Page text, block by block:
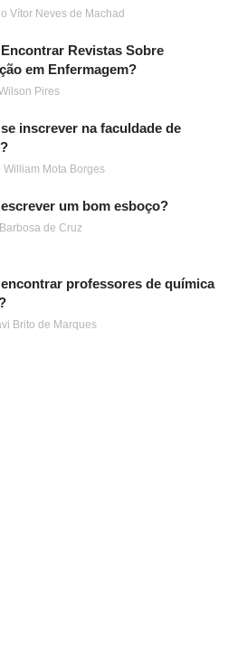
Vítor Neves de Machad
Revistas Sobre
em Enfermagem?
Pires
inscrever na faculdade de
William Mota Borges
um bom esboço?
de Cruz
professores de química
Brito de Marques